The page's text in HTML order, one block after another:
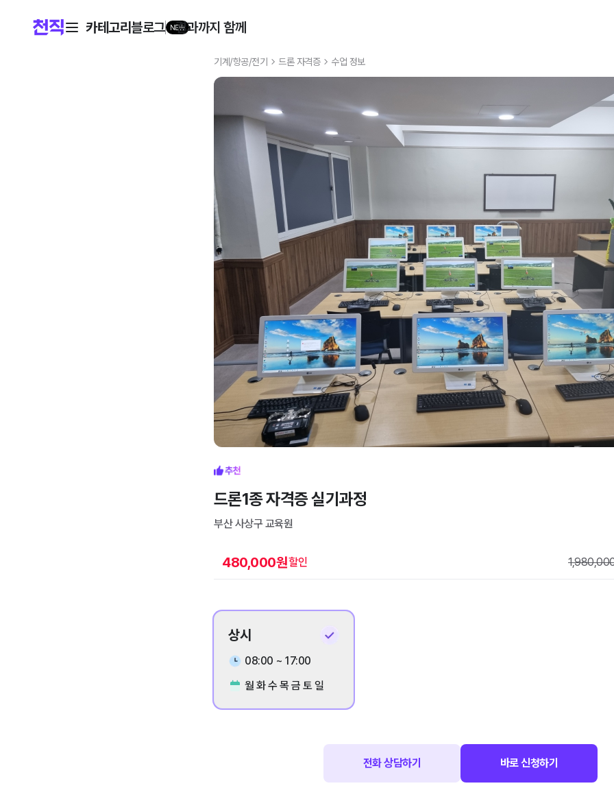
카테고리 블로그 NEW
결과까지 함께
기계/항공/전기 드론 자격증 수업 정보
드론1종 자격증 실기과정
부산 사상구 교육원
480,000원할인
상시
08:00 ~ 17:00
월 화 수 목 금 토 일
전화 상담하기 바로 신청하기